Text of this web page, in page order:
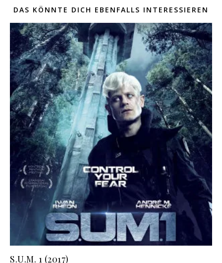
DAS KÖNNTE DICH EBENFALLS INTERESSIEREN
S.U.M. 1 (2017)